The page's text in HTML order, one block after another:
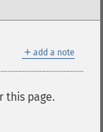
＋ add a note
this page.